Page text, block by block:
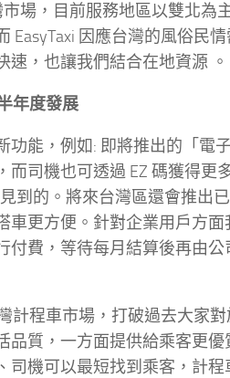
市場，目前服務地區以雙北
EasyTaxi 因應台灣的風俗民
，也讓我們結合在地資源 。
年度發展
功能，例如: 即將推出的「電
而司機也可透過 EZ 碼獲得
到的。將來台灣區還會推出
更方便。針對企業用戶方
付費，等待每月結算後再由
計程車市場，打破過去大家
品質，一方面提供給乘客更
機可以最短找到乘客，計程